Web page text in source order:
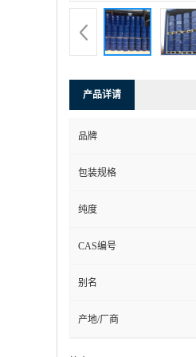
产品详请
品牌
包装规格
纯度
CAS编号
别名
产地/厂商